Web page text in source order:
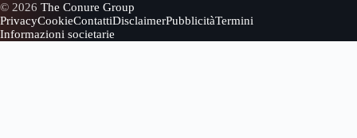
© 2026 The Conure Group
PrivacyCookieContattiDisclaimerPubblicitàTermini
Informazioni societarie